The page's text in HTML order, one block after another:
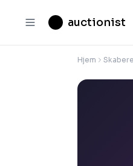
auctionist
Hjem Skabere